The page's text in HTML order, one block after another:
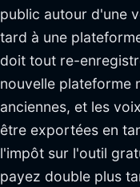
public autour d'une
tard à une
doit tout re-
nouvelle plateforme
anciennes, et les
être exportées en
l'impôt sur l'outil
payez double plus